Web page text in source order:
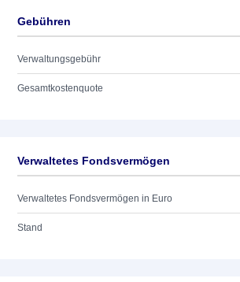
Gebühren
Verwaltungsgebühr
Gesamtkostenquote
Verwaltetes Fondsvermögen
Verwaltetes Fondsvermögen in Euro
Stand